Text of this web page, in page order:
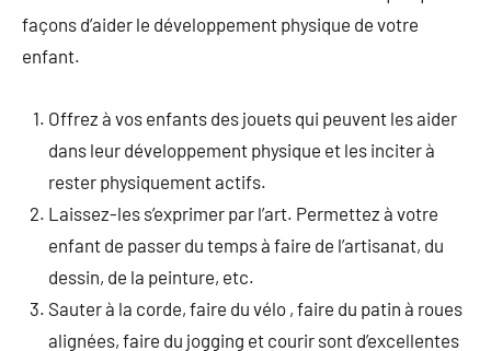
façons d’aider le développement physique de votre
enfant.
Offrez à vos enfants des jouets qui peuvent les aider
dans leur développement physique et les inciter à
rester physiquement actifs.
Laissez-les s’exprimer par l’art. Permettez à votre
enfant de passer du temps à faire de l’artisanat, du
dessin, de la peinture, etc.
Sauter à la corde, faire du vélo , faire du patin à roues
alignées, faire du jogging et courir sont d’excellentes